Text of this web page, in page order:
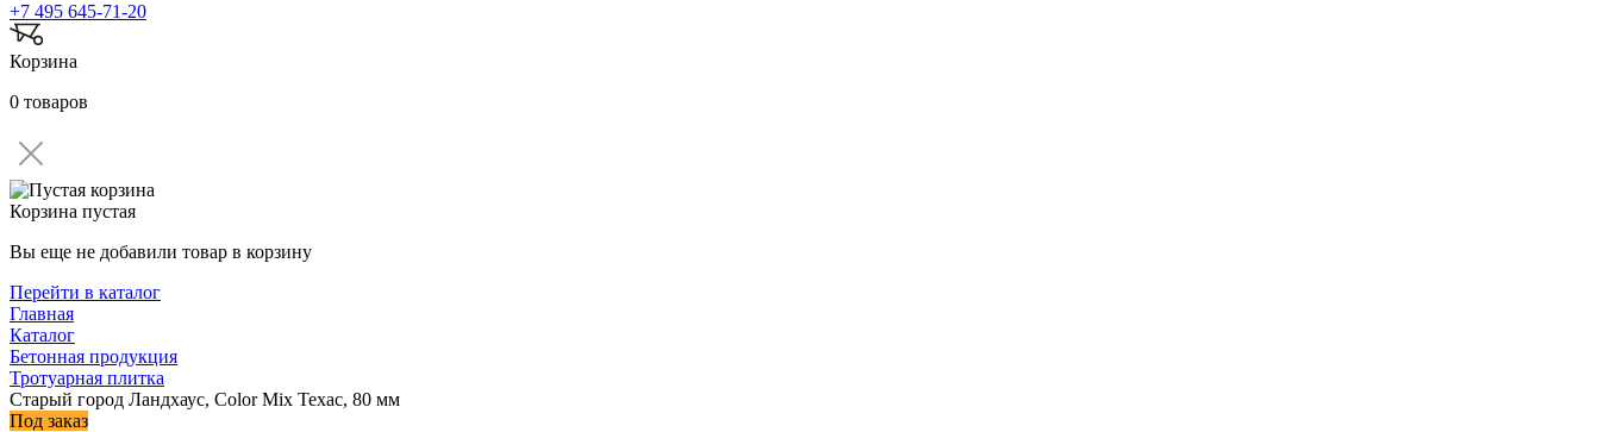
+7 495 645-71-20
Корзина
0 товаров
Корзина пустая
Вы еще не добавили товар в корзину
Перейти в каталог
Главная
Каталог
Бетонная продукция
Тротуарная плитка
Старый город Ландхаус, Color Mix Техас, 80 мм
Под заказ